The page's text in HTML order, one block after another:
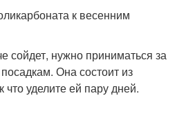
к весенним
сойдет, нужно приниматься за
Она состоит из
что уделите ей пару дней.